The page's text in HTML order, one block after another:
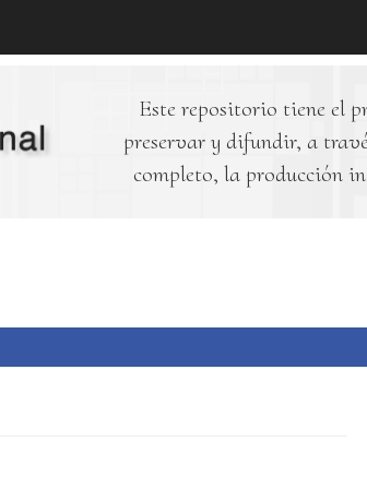
Este repositorio tiene el
preservar y difundir, a
completo, la producción